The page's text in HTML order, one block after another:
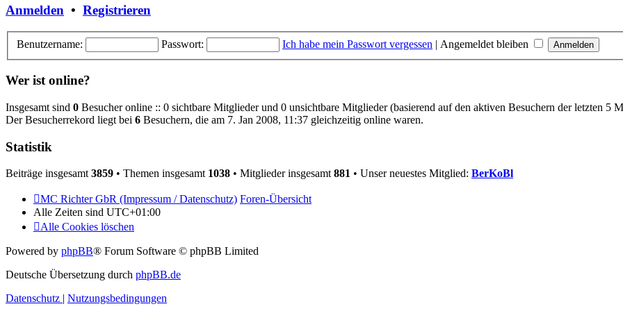
Anmelden • Registrieren
Benutzername: Passwort: Ich habe mein Passwort vergessen | Angemeldet bleiben
Wer ist online?
Insgesamt sind 0 Besucher online :: 0 sichtbare Mitglieder und 0 unsichtbare Mitglieder (basierend auf den aktiven Besuchern der letzten 5
Der Besucherrekord liegt bei 6 Besuchern, die am 7. Jan 2008, 11:37 gleichzeitig online waren.
Statistik
Beiträge insgesamt 3859 • Themen insgesamt 1038 • Mitglieder insgesamt 881 • Unser neuestes Mitglied: BerKoBl
MC Richter GbR (Impressum / Datenschutz) Foren-Übersicht
Alle Zeiten sind UTC+01:00
Alle Cookies löschen
Powered by phpBB® Forum Software © phpBB Limited
Deutsche Übersetzung durch phpBB.de
Datenschutz | Nutzungsbedingungen